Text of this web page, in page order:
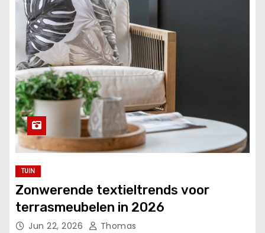
TUIN
Zonwerende textieltrends voor
terrasmeubelen in 2026
Jun 22, 2026 Thomas